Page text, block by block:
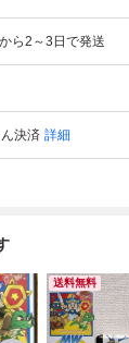
ら2～3日で発送
決済 詳細
送料無料